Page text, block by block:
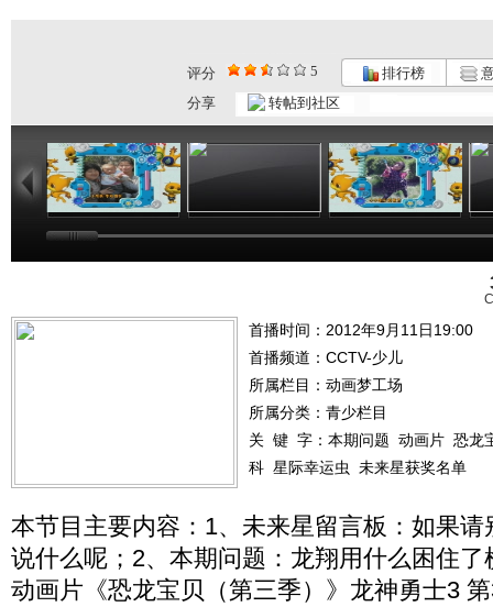
评分 5 排行榜
分享
转帖到社区
02:44
动画梦工场...
02:50
动画梦工场...
02:48
首播时间：2012年9月11日19:00
首播频道： CCTV-少儿
所属栏目： 动画梦工场
所属分类：青少栏目
关 键 字： 本期问题 动画片 恐龙
科 星际幸运虫 未来星获奖名单
本节目主要内容：1、未来星留言板：如果
说什么呢；2、本期问题：龙翔用什么困住
动画片《恐龙宝贝（第三季）》龙神勇士3